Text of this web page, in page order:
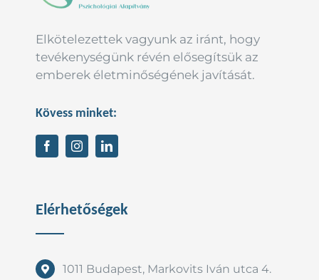
Elkötelezettek vagyunk az iránt, hogy
tevékenységünk révén elősegítsük az
emberek életminőségének javítását.
Kövess minket:
Elérhetőségek
1011 Budapest, Markovits Iván utca 4.